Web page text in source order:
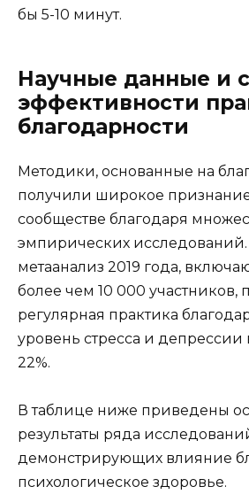
бы 5-10 минут.
Научные данные и
эффективности
благодарности
Методики, основанные на
получили широкое
сообществе благодаря
эмпирических
метаанализ 2019 года,
более чем 10 000 участников,
регулярная практика
уровень стресса и депрессии
22%.
В таблице ниже приведены
результаты ряда
демонстрирующих влияние
психологическое здоровье.